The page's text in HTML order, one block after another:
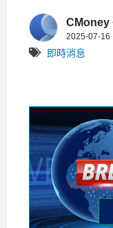
CMoney
2025-07-16
即時消息